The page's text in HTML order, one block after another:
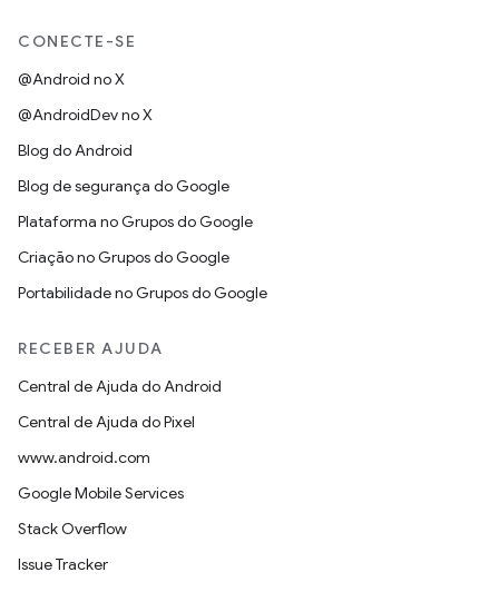
CONECTE-SE
@Android no X
@AndroidDev no X
Blog do Android
Blog de segurança do Google
Plataforma no Grupos do Google
Criação no Grupos do Google
Portabilidade no Grupos do Google
RECEBER AJUDA
Central de Ajuda do Android
Central de Ajuda do Pixel
www.android.com
Google Mobile Services
Stack Overflow
Issue Tracker